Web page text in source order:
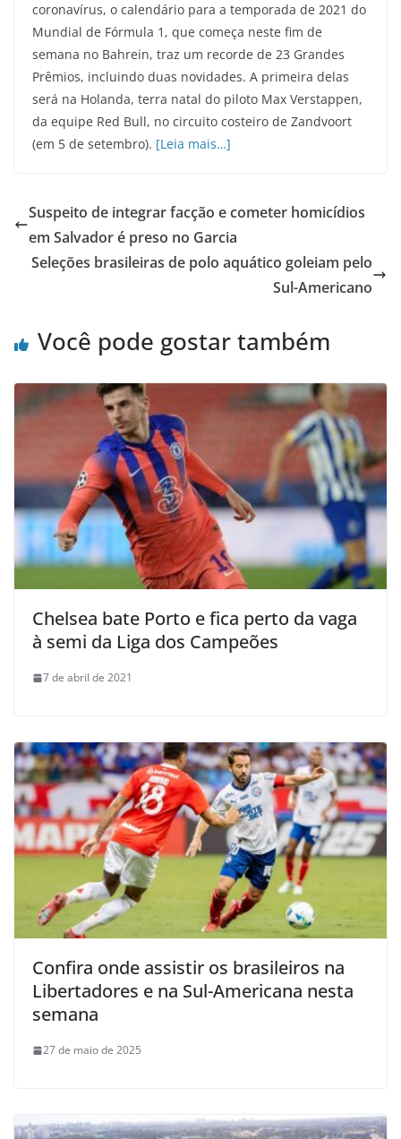
coronavírus, o calendário para a temporada de 2021 do
Mundial de Fórmula 1, que começa neste fim de
semana no Bahrein, traz um recorde de 23 Grandes
Prêmios, incluindo duas novidades. A primeira delas
será na Holanda, terra natal do piloto Max Verstappen,
da equipe Red Bull, no circuito costeiro de Zandvoort
(em 5 de setembro). [Leia mais…]
Suspeito de integrar facção e cometer homicídios
em Salvador é preso no Garcia
Seleções brasileiras de polo aquático goleiam pelo
Sul-Americano
Você pode gostar também
Chelsea bate Porto e fica perto da vaga
à semi da Liga dos Campeões
7 de abril de 2021
Confira onde assistir os brasileiros na
Libertadores e na Sul-Americana nesta
semana
27 de maio de 2025